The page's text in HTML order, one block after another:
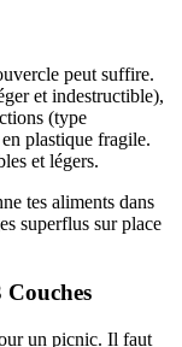
peut suffire.
et indestructible),
(type
plastique fragile.
et légers.
tes aliments dans
superflus sur place
Couches
un picnic. Il faut